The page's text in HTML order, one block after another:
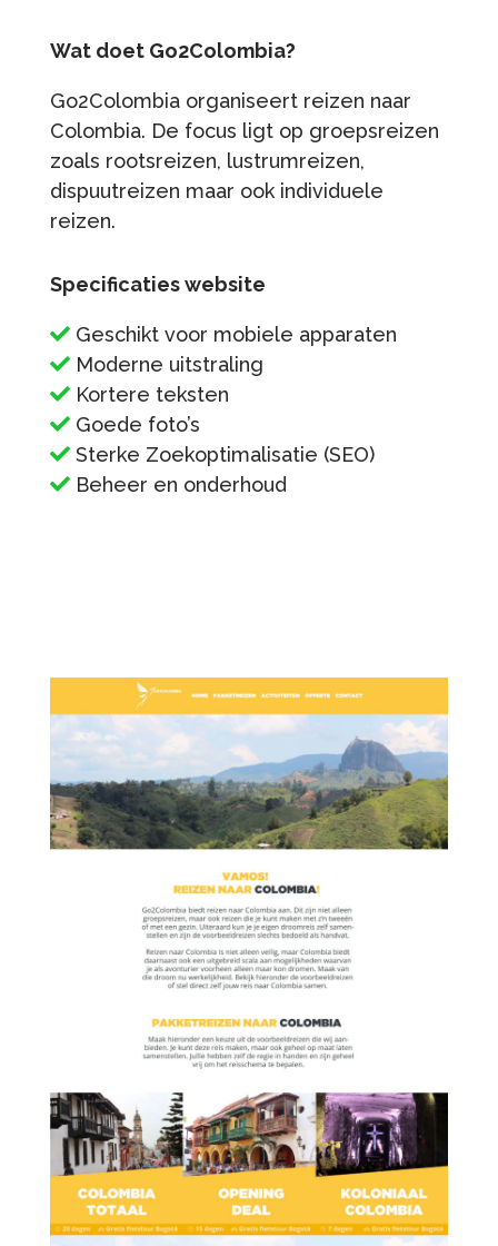
Wat doet Go2Colombia?
Go2Colombia organiseert reizen naar
Colombia. De focus ligt op groepsreizen
zoals rootsreizen, lustrumreizen,
dispuutreizen maar ook individuele
reizen.
Specificaties website
Geschikt voor mobiele apparaten
Moderne uitstraling
Kortere teksten
Goede foto’s
Sterke Zoekoptimalisatie (SEO)
Beheer en onderhoud